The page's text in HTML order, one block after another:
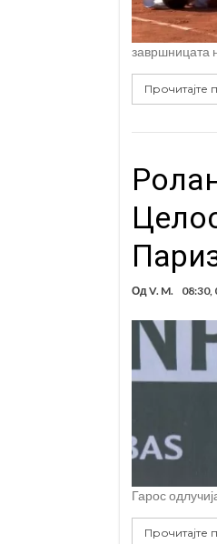
завршницата
Прочитајте
Од V. M. 08:30,
Гарос
Прочитајте